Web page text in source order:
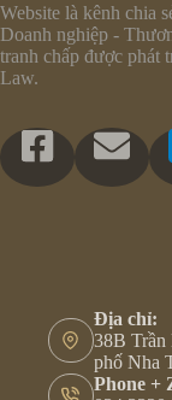
Website là kênh chia
Doanh nghiệp -
tranh chấp được
Law.
Địa chỉ:
38B Trần
phố Nha
Phone +